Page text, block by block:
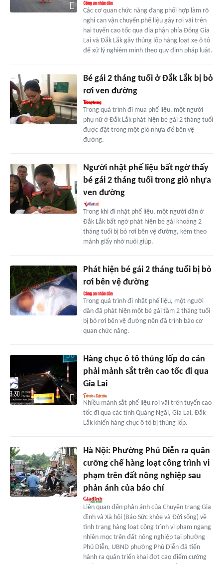
Các cơ quan chức năng đang phối hợp làm rõ
nghi can vận chuyển phế liệu gây rơi vãi trên
hai tuyến cao tốc qua địa phận phía Đông Gia
Lai và Đắk Lắk gây thủng lốp hàng loạt xe ô tô
để xử lý nghiêm minh theo quy định pháp luật.
Bé gái 2 tháng tuổi ở Đắk Lắk bị bỏ
rơi ven đường
Trong quá trình đi mua phế liệu, một người
phụ nữ ở Đắk Lắk phát hiện bé gái 2 tháng tuổi
được đặt trong một giỏ nhựa để bên vệ
đường.
Người nhặt phế liệu bất ngờ thấy
bé gái 2 tháng tuổi trong giỏ nhựa
ven đường
Trong khi đi nhặt phế liệu, một người dân ở
Đắk Lắk bất ngờ phát hiện bé gái khoảng 2
tháng tuổi bị bỏ rơi bên vệ đường, kèm theo
mảnh giấy nhờ nuôi giúp.
Phát hiện bé gái 2 tháng tuổi bị bỏ
rơi bên vệ đường
Trong quá trình đi nhặt phế liệu, một người
dân đã phát hiện một bé gái tầm 2 tháng tuổi
bị bỏ rơi bên vệ đường nên đã trình báo cơ
quan chức năng.
Hàng chục ô tô thủng lốp do cán
phải mảnh sắt trên cao tốc đi qua
Gia Lai
Nhiều mảnh sắt phế liệu rơi vãi trên tuyến cao
tốc đi qua các tỉnh Quảng Ngãi, Gia Lai, Đắk
Lắk khiến hàng chục ô tô bị thủng lốp.
Hà Nội: Phường Phú Diễn ra quân
cưỡng chế hàng loạt công trình vi
phạm trên đất nông nghiệp sau
phản ánh của báo chí
Liên quan đến phản ánh của Chuyên trang Gia
đình và Xã hội (Báo Sức khỏe và Đời sống) về
tình trạng hàng loạt công trình vi phạm ngang
nhiên mọc trên đất nông nghiệp tại phường
Phú Diễn, UBND phường Phú Diễn đã tiến
hành ra quân triển khai đợt cao điểm cưỡng